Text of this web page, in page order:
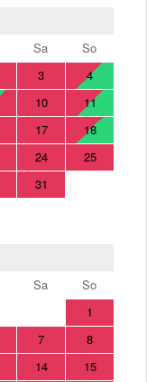
Sa
So
3
4
10
11
17
18
24
25
31
Sa
So
1
7
8
14
15